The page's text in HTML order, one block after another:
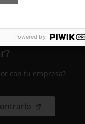
con tu empresa?
Powered by